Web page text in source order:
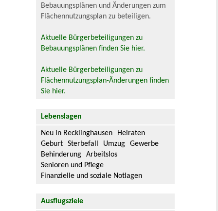
Bebauungsplänen und Änderungen zum
Flächennutzungsplan zu beteiligen.
Aktuelle Bürgerbeteiligungen zu
Bebauungsplänen finden Sie hier.
Aktuelle Bürgerbeteiligungen zu
Flächennutzungsplan-Änderungen finden
Sie hier.
Lebenslagen
Neu in Recklinghausen
Heiraten
Geburt
Sterbefall Umzug
Gewerbe
Behinderung
Arbeitslos
Senioren und Pflege
Finanzielle und soziale Notlagen
Ausflugsziele